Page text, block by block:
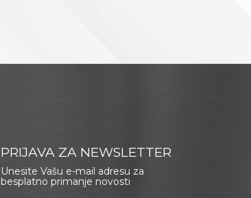
PRIJAVA ZA NEWSLETTER
Unesite Vašu e-mail adresu za
besplatno primanje novosti